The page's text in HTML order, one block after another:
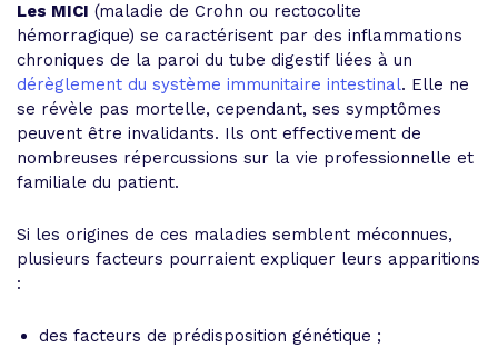
Les MICI (maladie de Crohn ou rectocolite
hémorragique) se caractérisent par des inflammations
chroniques de la paroi du tube digestif liées à un
dérèglement du système immunitaire intestinal. Elle ne
se révèle pas mortelle, cependant, ses symptômes
peuvent être invalidants. Ils ont effectivement de
nombreuses répercussions sur la vie professionnelle et
familiale du patient.
Si les origines de ces maladies semblent méconnues,
plusieurs facteurs pourraient expliquer leurs apparitions
:
des facteurs de prédisposition génétique ;